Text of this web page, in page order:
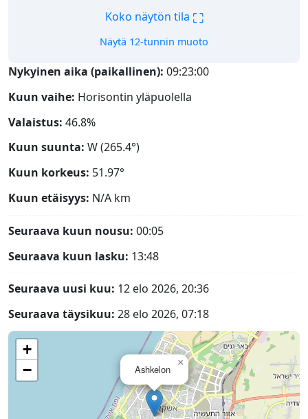
Koko näytön tila ⛶
Näytä 12-tunnin muoto
Nykyinen aika (paikallinen): 09:23:01
Kuun vaihe: Horisontin yläpuolella
Valaistus: 46.8%
Kuun suunta: W (265.4°)
Kuun korkeus: 51.97°
Kuun etäisyys: N/A km
Seuraava kuun nousu: 00:05
Seuraava kuun lasku: 13:48
Seuraava uusi kuu: 12 elo 2026, 20:36
Seuraava täysikuu: 28 elo 2026, 07:18
Ashkelon
×
+
−